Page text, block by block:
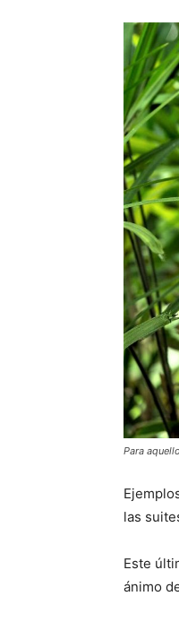
Para
las
Este
ánimo